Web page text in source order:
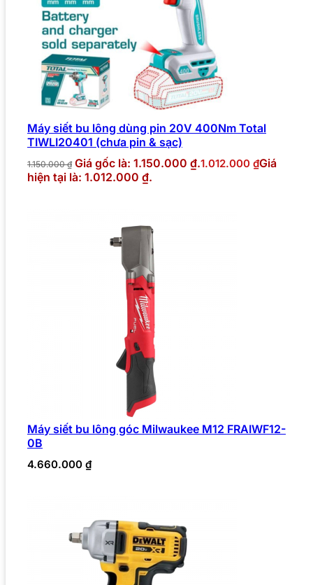
Máy siết bu lông dùng pin 20V 400Nm Total
TIWLI20401 (chưa pin & sạc)
1.150.000₫ Giá gốc là: 1.150.000 ₫.1.012.000 ₫Giá
hiện tại là: 1.012.000 ₫.
Máy siết bu lông góc Milwaukee M12 FRAIWF12-
0B
4.660.000 ₫